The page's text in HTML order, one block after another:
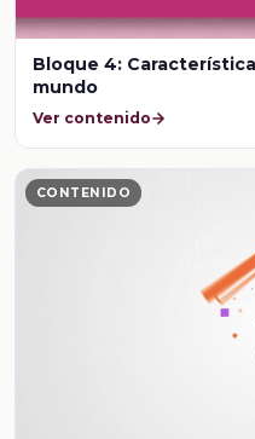
Bloque 4:
mundo
Ver contenido
CONTENIDO